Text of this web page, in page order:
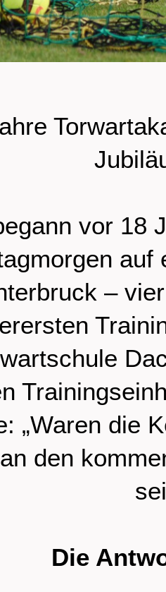
vor 18
auf
–
„Waren die
den
Die